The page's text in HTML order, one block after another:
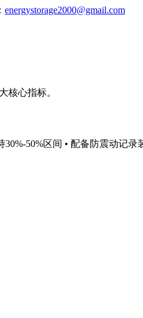
energystorage2000@gmail.com
核心指标。
50%区间 • 配备防震动记录